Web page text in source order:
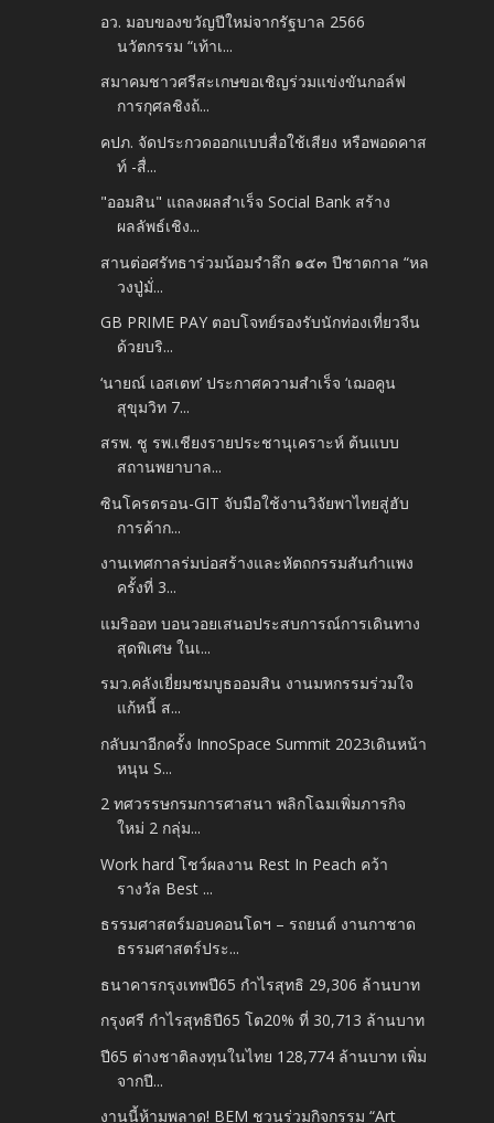
อว. มอบของขวัญปีใหม่จากรัฐบาล 2566
นวัตกรรม “เท้าเ...
สมาคมชาวศรีสะเกษขอเชิญร่วมแข่งขันกอล์ฟ
การกุศลชิงถ้...
คปภ. จัดประกวดออกแบบสื่อใช้เสียง หรือพอดคาส
ท์ -สื่...
"ออมสิน" แถลงผลสำเร็จ Social Bank สร้าง
ผลลัพธ์เชิง...
สานต่อศรัทธาร่วมน้อมรำลึก ๑๕๓ ปีชาตกาล “หล
วงปู่มั่...
GB PRIME PAY ตอบโจทย์รองรับนักท่องเที่ยวจีน
ด้วยบริ...
‘นายณ์ เอสเตท’ ประกาศความสำเร็จ ‘เฌอคูน
สุขุมวิท 7...
สรพ. ชู รพ.เชียงรายประชานุเคราะห์ ต้นแบบ
สถานพยาบาล...
ซินโครตรอน-GIT จับมือใช้งานวิจัยพาไทยสู่ฮับ
การค้าก...
งานเทศกาลร่มบ่อสร้างและหัตถกรรมสันกำแพง
ครั้งที่ 3...
แมริออท บอนวอยเสนอประสบการณ์การเดินทาง
สุดพิเศษ ในเ...
รมว.คลังเยี่ยมชมบูธออมสิน งานมหกรรมร่วมใจ
แก้หนี้ ส...
กลับมาอีกครั้ง InnoSpace Summit 2023เดินหน้า
หนุน S...
2 ทศวรรษกรมการศาสนา พลิกโฉมเพิ่มภารกิจ
ใหม่ 2 กลุ่ม...
Work hard โชว์ผลงาน Rest In Peach คว้า
รางวัล Best ...
ธรรมศาสตร์มอบคอนโดฯ – รถยนต์ งานกาชาด
ธรรมศาสตร์ประ...
ธนาคารกรุงเทพปี65 กำไรสุทธิ 29,306 ล้านบาท
กรุงศรี กำไรสุทธิปี65 โต20% ที่ 30,713 ล้านบาท
ปี65 ต่างชาติลงทุนในไทย 128,774 ล้านบาท เพิ่ม
จากปี...
งานนี้ห้ามพลาด! BEM ชวนร่วมกิจกรรม “Art